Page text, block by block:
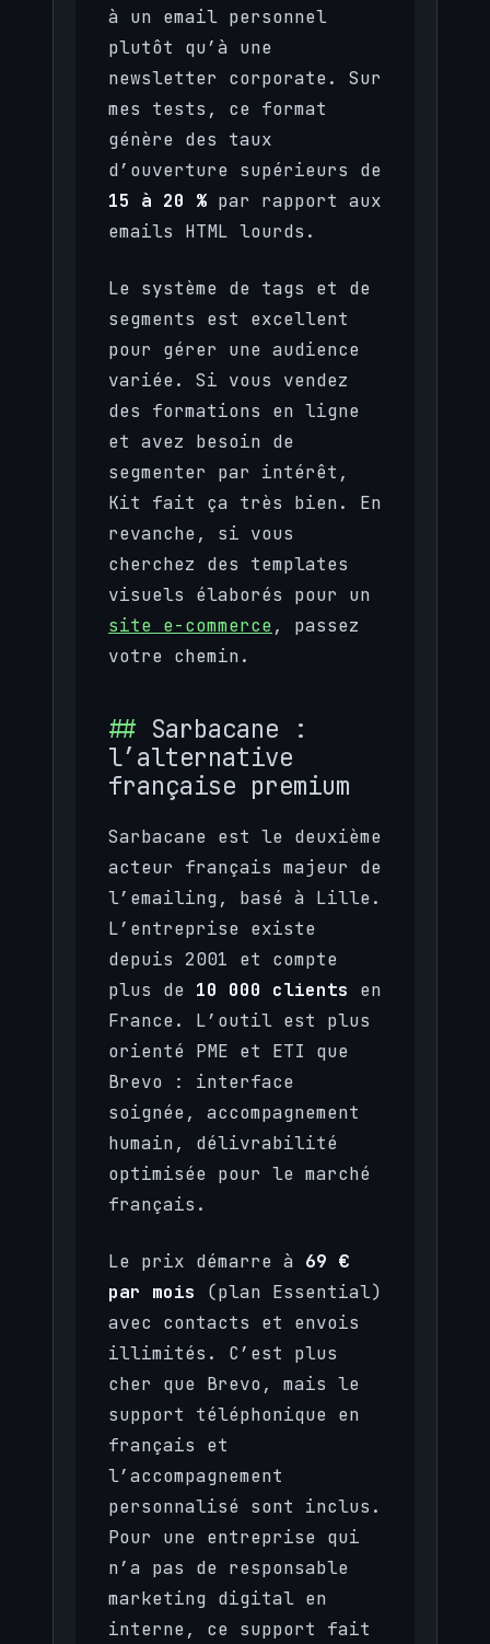
à un email personnel
plutôt qu’à une
newsletter corporate. Sur
mes tests, ce format
génère des taux
d’ouverture supérieurs de
15 à 20 % par rapport aux
emails HTML lourds.
Le système de tags et de
segments est excellent
pour gérer une audience
variée. Si vous vendez
des formations en ligne
et avez besoin de
segmenter par intérêt,
Kit fait ça très bien. En
revanche, si vous
cherchez des templates
visuels élaborés pour un
site e-commerce, passez
votre chemin.
Sarbacane :
l’alternative
française premium
Sarbacane est le deuxième
acteur français majeur de
l’emailing, basé à Lille.
L’entreprise existe
depuis 2001 et compte
plus de 10 000 clients en
France. L’outil est plus
orienté PME et ETI que
Brevo : interface
soignée, accompagnement
humain, délivrabilité
optimisée pour le marché
français.
Le prix démarre à 69 €
par mois (plan Essential)
avec contacts et envois
illimités. C’est plus
cher que Brevo, mais le
support téléphonique en
français et
l’accompagnement
personnalisé sont inclus.
Pour une entreprise qui
n’a pas de responsable
marketing digital en
interne, ce support fait